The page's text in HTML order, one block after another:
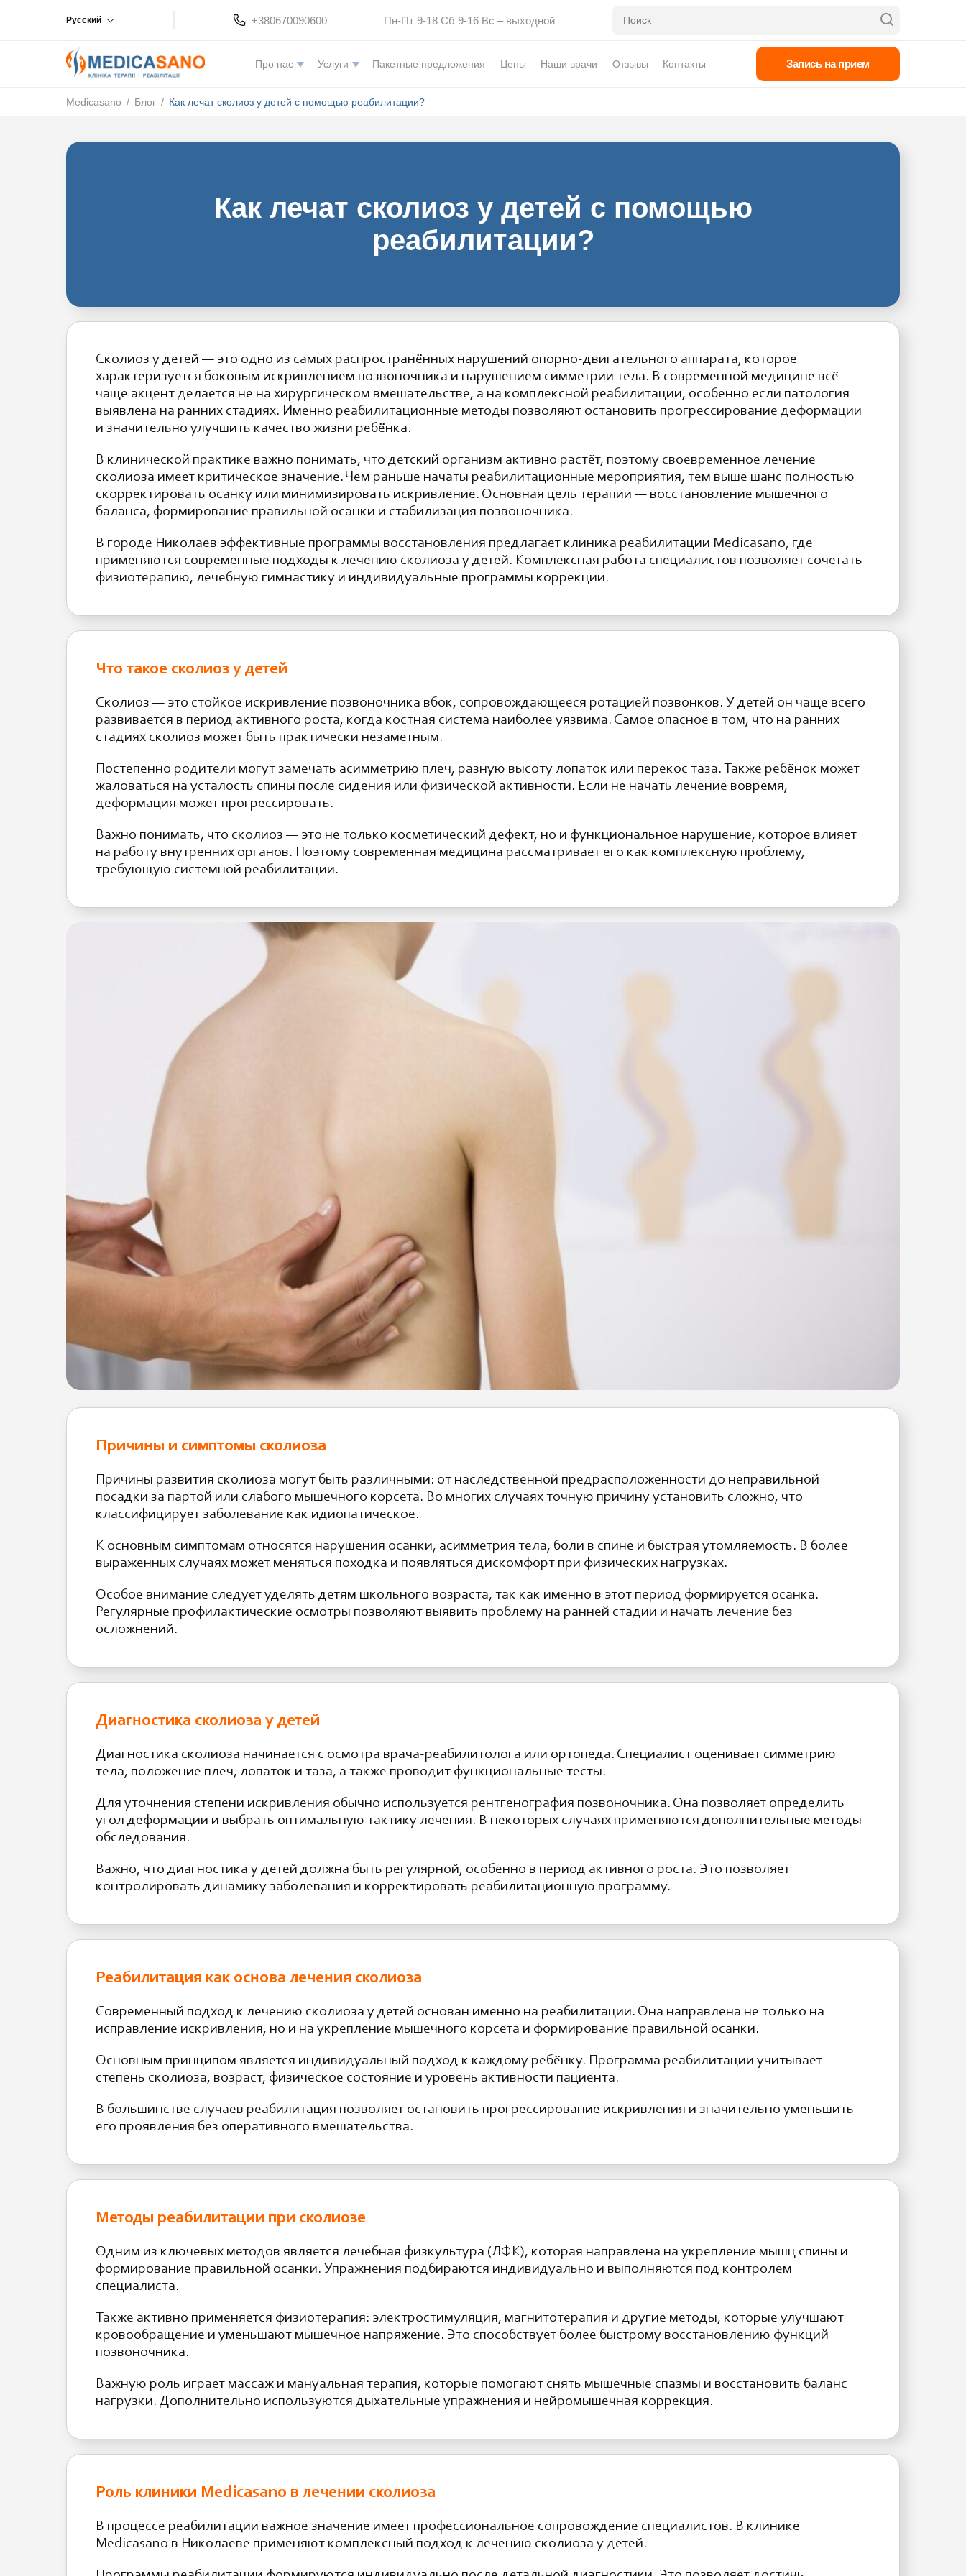
Русский +380670090600 Пн-Пт 9-18 Сб 9-16 Вс – выходной
Про нас Услуги Пакетные предложения Цены Наши врачи Отзывы Контакты Запись на прием
Medicasano / Блог / Как лечат сколиоз у детей с помощью реабилитации?
Как лечат сколиоз у детей с помощью
реабилитации?
Сколиоз у детей — это одно из самых распространённых нарушений опорно-двигательного аппарата, которое
характеризуется боковым искривлением позвоночника и нарушением симметрии тела. В современной медицине всё
чаще акцент делается не на хирургическом вмешательстве, а на комплексной реабилитации, особенно если патология
выявлена на ранних стадиях. Именно реабилитационные методы позволяют остановить прогрессирование деформации
и значительно улучшить качество жизни ребёнка.
В клинической практике важно понимать, что детский организм активно растёт, поэтому своевременное лечение
сколиоза имеет критическое значение. Чем раньше начаты реабилитационные мероприятия, тем выше шанс полностью
скорректировать осанку или минимизировать искривление. Основная цель терапии — восстановление мышечного
баланса, формирование правильной осанки и стабилизация позвоночника.
В городе Николаев эффективные программы восстановления предлагает клиника реабилитации Medicasano, где
применяются современные подходы к лечению сколиоза у детей. Комплексная работа специалистов позволяет сочетать
физиотерапию, лечебную гимнастику и индивидуальные программы коррекции.
Что такое сколиоз у детей
Сколиоз — это стойкое искривление позвоночника вбок, сопровождающееся ротацией позвонков. У детей он чаще всего
развивается в период активного роста, когда костная система наиболее уязвима. Самое опасное в том, что на ранних
стадиях сколиоз может быть практически незаметным.
Постепенно родители могут замечать асимметрию плеч, разную высоту лопаток или перекос таза. Также ребёнок может
жаловаться на усталость спины после сидения или физической активности. Если не начать лечение вовремя,
деформация может прогрессировать.
Важно понимать, что сколиоз — это не только косметический дефект, но и функциональное нарушение, которое влияет
на работу внутренних органов. Поэтому современная медицина рассматривает его как комплексную проблему,
требующую системной реабилитации.
Причины и симптомы сколиоза
Причины развития сколиоза могут быть различными: от наследственной предрасположенности до неправильной
посадки за партой или слабого мышечного корсета. Во многих случаях точную причину установить сложно, что
классифицирует заболевание как идиопатическое.
К основным симптомам относятся нарушения осанки, асимметрия тела, боли в спине и быстрая утомляемость. В более
выраженных случаях может меняться походка и появляться дискомфорт при физических нагрузках.
Особое внимание следует уделять детям школьного возраста, так как именно в этот период формируется осанка.
Регулярные профилактические осмотры позволяют выявить проблему на ранней стадии и начать лечение без
осложнений.
Диагностика сколиоза у детей
Диагностика сколиоза начинается с осмотра врача-реабилитолога или ортопеда. Специалист оценивает симметрию
тела, положение плеч, лопаток и таза, а также проводит функциональные тесты.
Для уточнения степени искривления обычно используется рентгенография позвоночника. Она позволяет определить
угол деформации и выбрать оптимальную тактику лечения. В некоторых случаях применяются дополнительные методы
обследования.
Важно, что диагностика у детей должна быть регулярной, особенно в период активного роста. Это позволяет
контролировать динамику заболевания и корректировать реабилитационную программу.
Реабилитация как основа лечения сколиоза
Современный подход к лечению сколиоза у детей основан именно на реабилитации. Она направлена не только на
исправление искривления, но и на укрепление мышечного корсета и формирование правильной осанки.
Основным принципом является индивидуальный подход к каждому ребёнку. Программа реабилитации учитывает
степень сколиоза, возраст, физическое состояние и уровень активности пациента.
В большинстве случаев реабилитация позволяет остановить прогрессирование искривления и значительно уменьшить
его проявления без оперативного вмешательства.
Методы реабилитации при сколиозе
Одним из ключевых методов является лечебная физкультура (ЛФК), которая направлена на укрепление мышц спины и
формирование правильной осанки. Упражнения подбираются индивидуально и выполняются под контролем
специалиста.
Также активно применяется физиотерапия: электростимуляция, магнитотерапия и другие методы, которые улучшают
кровообращение и уменьшают мышечное напряжение. Это способствует более быстрому восстановлению функций
позвоночника.
Важную роль играет массаж и мануальная терапия, которые помогают снять мышечные спазмы и восстановить баланс
нагрузки. Дополнительно используются дыхательные упражнения и нейромышечная коррекция.
Роль клиники Medicasano в лечении сколиоза
В процессе реабилитации важное значение имеет профессиональное сопровождение специалистов. В клинике
Medicasano в Николаеве применяют комплексный подход к лечению сколиоза у детей.